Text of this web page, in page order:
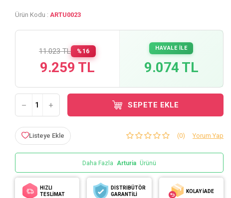
Ürün Kodu : ARTU0023
11.023 TL %16
9.259 TL
HAVALE İLE
9.074 TL
SEPETE EKLE
Listeye Ekle (0) Yorum Yap
Daha Fazla Arturia Ürünü
HIZLI
TESLİMAT
DİSTRİBÜTÖR
GARANTİLİ
KOLAY İADE